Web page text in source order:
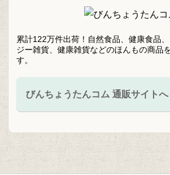
累計122万件出荷！自然食品、健康食品
ジー雑貨、健康雑貨などのほんもの商品
す。
びんちょうたんコム 通販サイトへ